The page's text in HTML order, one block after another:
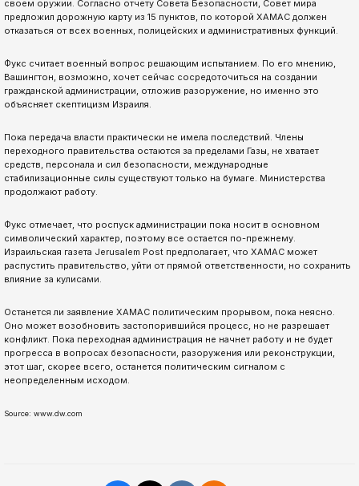
своем оружии. Согласно отчету Совета Безопасности, Совет мира
предложил дорожную карту из 15 пунктов, по которой ХАМАС должен
отказаться от всех военных, полицейских и административных функций.
Фукс считает военный вопрос решающим испытанием. По его мнению,
Вашингтон, возможно, хочет сейчас сосредоточиться на создании
гражданской администрации, отложив разоружение, но именно это
объясняет скептицизм Израиля.
Пока передача власти практически не имела последствий. Члены
переходного правительства остаются за пределами Газы, не хватает
средств, персонала и сил безопасности, международные
стабилизационные силы существуют только на бумаге. Министерства
продолжают работу.
Фукс отмечает, что роспуск администрации пока носит в основном
символический характер, поэтому все остается по-прежнему.
Израильская газета Jerusalem Post предполагает, что ХАМАС может
распустить правительство, уйти от прямой ответственности, но сохранить
влияние за кулисами.
Останется ли заявление ХАМАС политическим прорывом, пока неясно.
Оно может возобновить застопорившийся процесс, но не разрешает
конфликт. Пока переходная администрация не начнет работу и не будет
прогресса в вопросах безопасности, разоружения или реконструкции,
этот шаг, скорее всего, останется политическим сигналом с
неопределенным исходом.
Source: www.dw.com